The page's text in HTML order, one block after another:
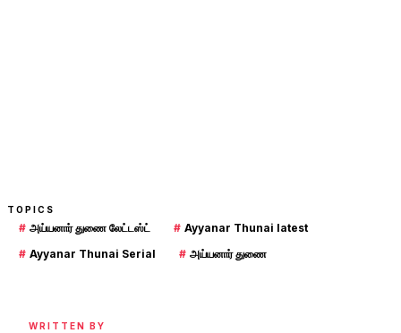
TOPICS
# அய்யனார் துணை லேட்டஸ்ட் # Ayyanar Thunai latest
# Ayyanar Thunai Serial # அய்யனார் துணை
WRITTEN BY